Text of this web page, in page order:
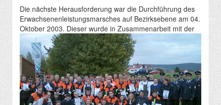
Die nächste Herausforderung war die Durchführung des
Erwachsenenleistungsmarsches auf Bezirksebene am 04.
Oktober 2003. Dieser wurde in Zusammenarbeit mit der